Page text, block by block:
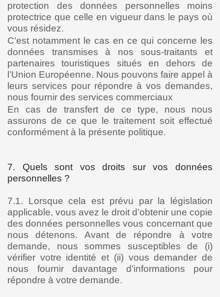
protection des données personnelles moins
protectrice que celle en vigueur dans le pays où
vous résidez.
C’est notamment le cas en ce qui concerne les
données transmises à nos sous-traitants et
partenaires touristiques situés en dehors de
l’Union Européenne. Nous pouvons faire appel à
leurs services pour répondre à vos demandes,
nous fournir des services commerciaux
En cas de transfert de ce type, nous nous
assurons de ce que le traitement soit effectué
conformément à la présente politique.
7. Quels sont vos droits sur vos données
personnelles ?
7.1. Lorsque cela est prévu par la législation
applicable, vous avez le droit d’obtenir une copie
des données personnelles vous concernant que
nous détenons. Avant de répondre à votre
demande, nous sommes susceptibles de (i)
vérifier votre identité et (ii) vous demander de
nous fournir davantage d’informations pour
répondre à votre demande.